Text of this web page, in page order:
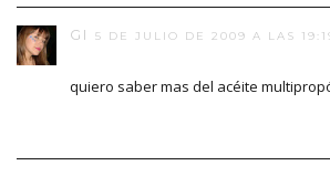
GI 5 DE JULIO DE 2009 A LAS
quiero saber mas del acéite